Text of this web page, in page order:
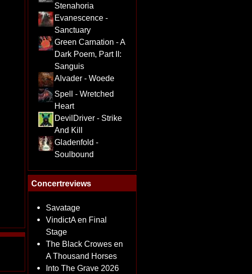
Stenahoria
Evanescence -
Sanctuary
Green Carnation - A
Dark Poem, Part II:
Sanguis
Alvader - Woede
Spell - Wretched
Heart
DevilDriver - Strike
And Kill
Gladenfold -
Soulbound
Concertreviews
Savatage
VindictA en Final
Stage
The Black Crowes en
A Thousand Horses
Into The Grave 2026